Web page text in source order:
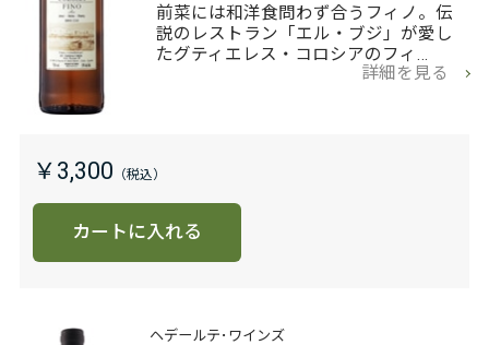
前菜には和洋食問わず合うフィノ。伝
説のレストラン「エル・ブジ」が愛し
たグティエレス・コロシアのフィ…
詳細を見る
￥3,300
カートに入れる
ヘデールテ･ワインズ